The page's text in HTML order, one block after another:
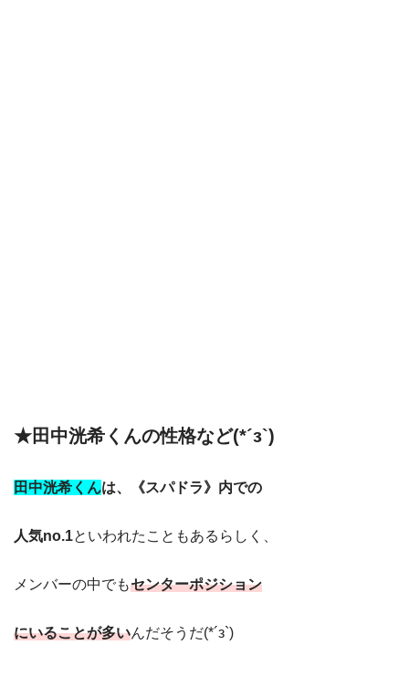
★田中洸希くんの性格など(*´з`)
田中洸希くんは、《スパドラ》内での
人気no.1といわれたこともあるらしく、
メンバーの中でもセンターポジション
にいることが多いんだそうだ(*´з`)